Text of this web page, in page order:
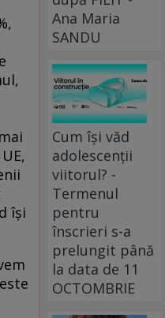
își
Ana Maria
SANDU
Cum își văd
adolescenții
viitorul? -
Termenul
pentru
înscrieri s-a
prelungit până
la data de 11
OCTOMBRIE